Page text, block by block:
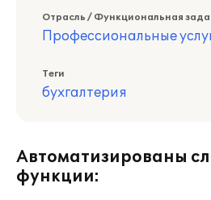
Отрасль / Функциональная
Профессиональные
Теги
бухгалтерия
Автоматизированы
функции: